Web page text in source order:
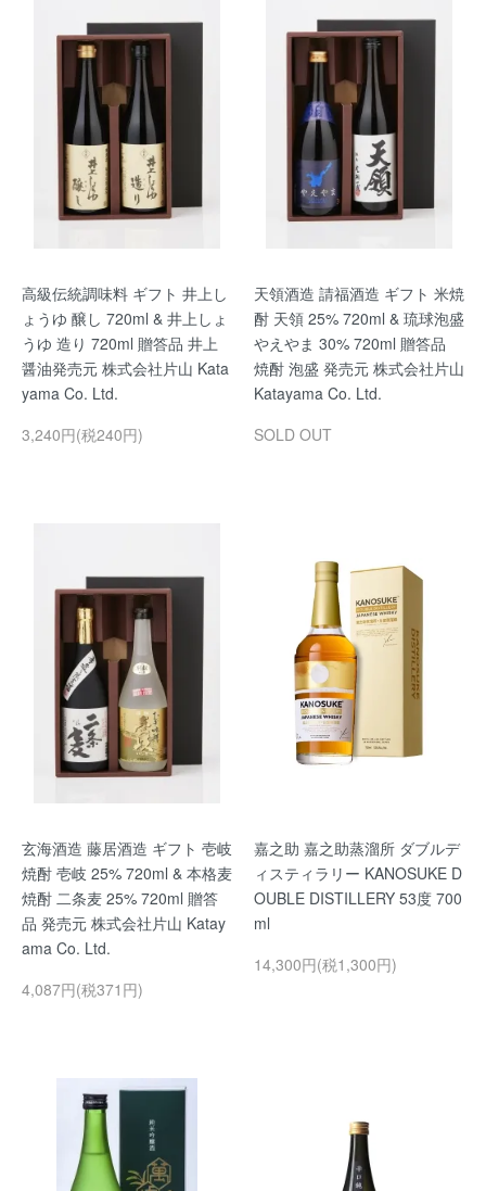
高級伝統調味料 ギフト 井上し
ょうゆ 醸し 720ml & 井上しょ
うゆ 造り 720ml 贈答品 井上
醤油発売元 株式会社片山 Kata
yama Co. Ltd.
3,240円(税240円)
天領酒造 請福酒造 ギフト 米焼
酎 天領 25% 720ml & 琉球泡盛
やえやま 30% 720ml 贈答品
焼酎 泡盛 発売元 株式会社片山
Katayama Co. Ltd.
SOLD OUT
玄海酒造 藤居酒造 ギフト 壱岐
焼酎 壱岐 25% 720ml & 本格麦
焼酎 二条麦 25% 720ml 贈答
品 発売元 株式会社片山 Katay
ama Co. Ltd.
4,087円(税371円)
嘉之助 嘉之助蒸溜所 ダブルデ
ィスティラリー KANOSUKE D
OUBLE DISTILLERY 53度 700
ml
14,300円(税1,300円)